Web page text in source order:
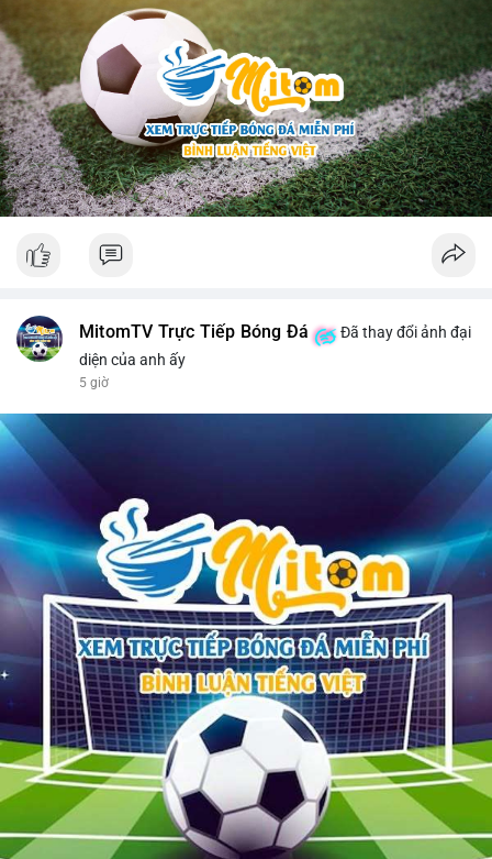
MitomTV Trực Tiếp Bóng Đá
Đã thay đổi ảnh đại
diện của anh ấy
5 giờ